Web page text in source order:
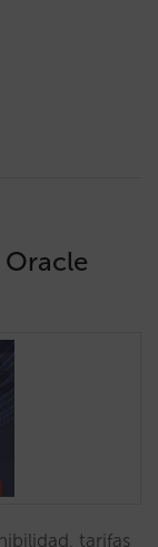
tarifas